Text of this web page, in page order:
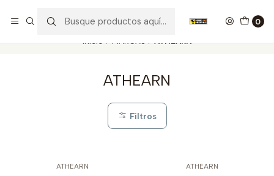
0
Inicio MARCAS ATHEARN
ATHEARN
Filtros
ATHEARN ATHEARN